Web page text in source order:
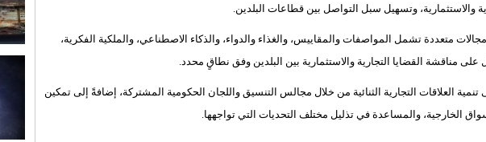
والاستثمارية، وتسهيل سبل التواصل بين قطاعات البلدين.
الاتفاق على 27 مبادرة في مجالات متعددة تشمل المواصفات والمقاييس، والغذاء والدواء، والذكاء الاصطناعي، والملكية الفكرية،
تنمية العلاقات التجارية الثنائية من خلال مجالس التنسيق واللجان الحكومية المشتركة، إضافةً إلى تمكين
الخارجية، والمساعدة في تذليل مختلف التحديات التي تواجهها.